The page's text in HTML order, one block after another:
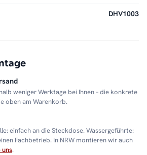
DHV1003
weniger Werktage bei Ihnen – die konkrete
oben am Warenkorb.
einfach an die Steckdose. Wassergeführte:
Fachbetrieb. In NRW montieren wir auch
uns.